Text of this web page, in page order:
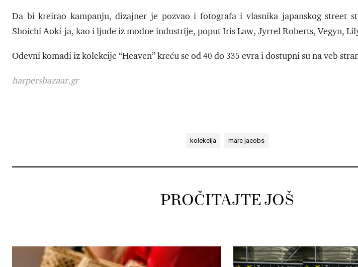
Da bi kreirao kampanju, dizajner je pozvao i fotografa i vlasnika japanskog street
Shoichi Aoki-ja, kao i ljude iz modne industrije, poput Iris Law, Jyrrel Roberts, Vegyn,
Odevni komadi iz kolekcije “Heaven” kreću se od 40 do 335 evra i dostupni su na veb
harpersbazaar.gr
kolekcija marc jacobs
PROČITAJTE JOŠ